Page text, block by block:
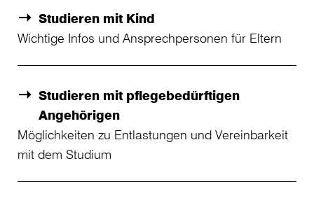
Studieren mit Kind
Wichtige Infos und Ansprechpersonen für Eltern
Studieren mit pflegebedürftigen
Angehörigen
Möglichkeiten zu Entlastungen und Vereinbarkeit
mit dem Studium